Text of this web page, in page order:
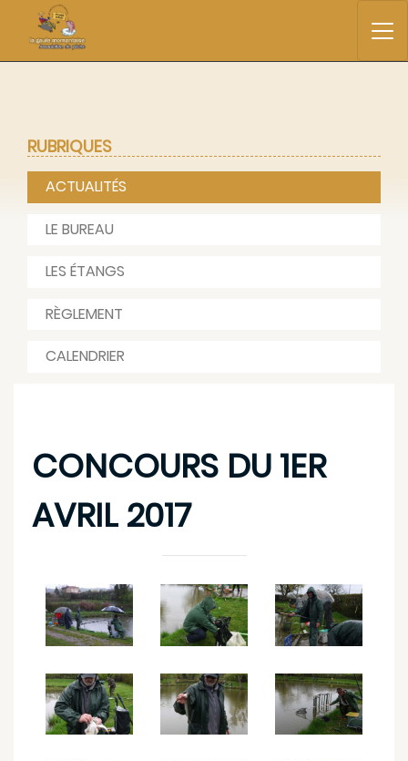
CONCOURS DU 1ER
AVRIL 2017
RUBRIQUES
ACTUALITÉS
LE BUREAU
LES ÉTANGS
RÈGLEMENT
CALENDRIER